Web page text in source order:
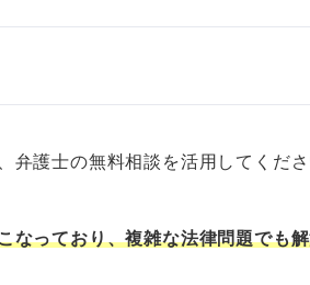
護士の無料相談を活用してくださ
なっており、複雑な法律問題でも